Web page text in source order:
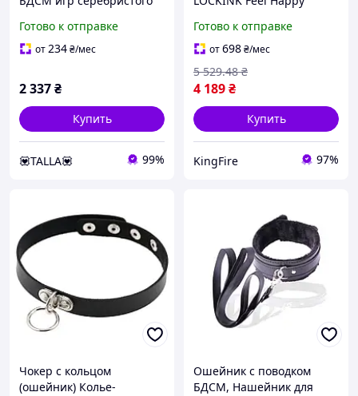
мультимаркет Love&Life
Готово к отправке
от234₴/мес
2 337₴
Купить
💟TALLA💟 99%
ошейник для игр с
подчинением и контроля
партн FIR41_R
Готово к отправке
от698₴/мес
4 189₴
5 529.48 ₴
Купить
KingFire 97%
Чокер с кольцом
(ошейник) Колье-
Ошейник с поводком
БДСМ, Нашейник для